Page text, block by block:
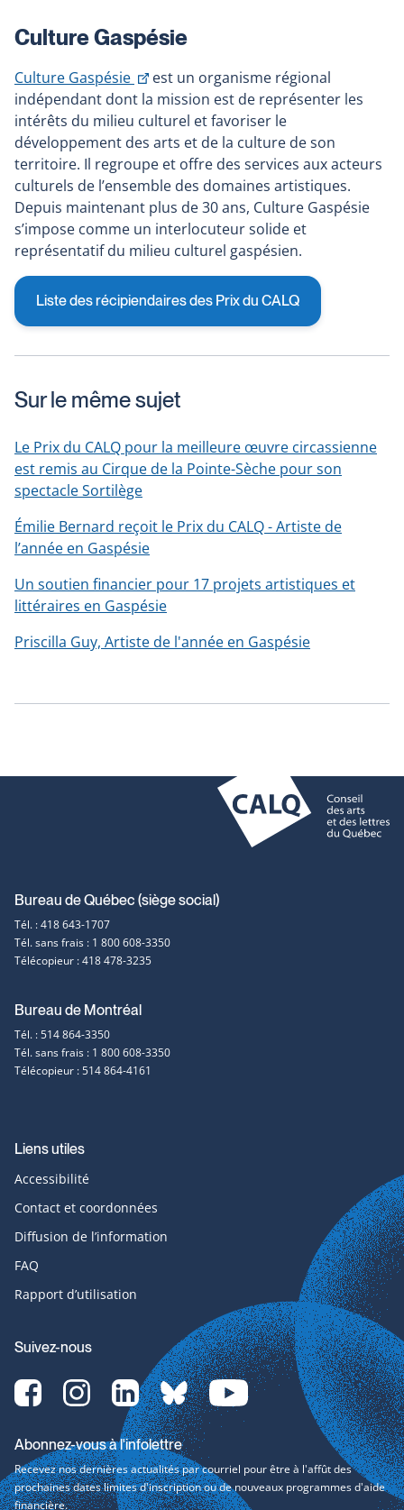
Culture Gaspésie
Culture Gaspésie
Ce
lien
s'ouvrira
dans
une
nouvelle
fenêtre
est un organisme régional
indépendant dont la mission est de représenter les
intérêts du milieu culturel et favoriser le
développement des arts et de la culture de son
territoire. Il regroupe et offre des services aux acteurs
culturels de l’ensemble des domaines artistiques.
Depuis maintenant plus de 30 ans, Culture Gaspésie
s’impose comme un interlocuteur solide et
représentatif du milieu culturel gaspésien.
Liste des récipiendaires des Prix du CALQ
Sur le même sujet
Le Prix du CALQ pour la meilleure œuvre circassienne
est remis au Cirque de la Pointe-Sèche pour son
spectacle Sortilège
Émilie Bernard reçoit le Prix du CALQ - Artiste de
l’année en Gaspésie
Un soutien financier pour 17 projets artistiques et
littéraires en Gaspésie
Priscilla Guy, Artiste de l'année en Gaspésie
Coordonnées
et
contact
Bureau de Québec (siège social)
Tél. : 418 643-1707
Tél. sans frais : 1 800 608-3350
Télécopieur : 418 478-3235
Bureau de Montréal
Tél. : 514 864-3350
Tél. sans frais : 1 800 608-3350
Télécopieur : 514 864-4161
Liens utiles
Accessibilité
Contact et coordonnées
Diffusion de l’information
FAQ
Rapport d’utilisation
Suivez-nous
Facebook-
svg
Instagram-
svg
LinkedIn-
svg
bluesky-
svg
YouTube-
svg
Abonnez-vous à l'infolettre
Recevez nos dernières actualités par courriel pour être à l'affût des
prochaines dates limites d'inscription ou de nouveaux programmes d'aide
financière.